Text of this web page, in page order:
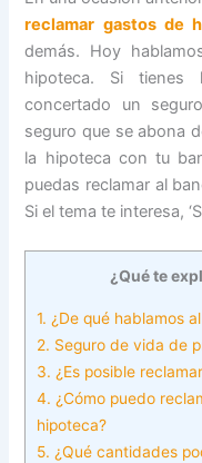
reclamar gastos de
demás. Hoy
hipoteca. Si tienes
concertado un
seguro que se abona
la hipoteca con tu
puedas reclamar al
Si el tema te interesa,
¿Qué te
1. ¿De qué hablamos
2. Seguro de vida de
3. ¿Es posible
4. ¿Cómo puedo
hipoteca?
5. ¿Qué cantidades